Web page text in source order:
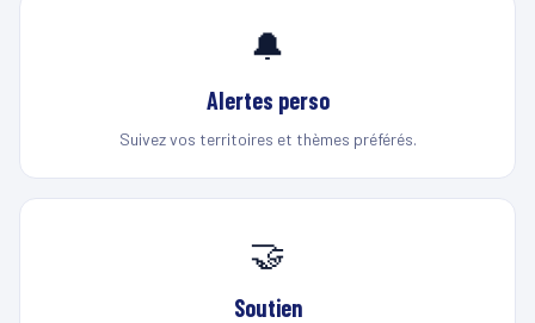
🔔
Alertes perso
Suivez vos territoires et thèmes préférés.
🤝
Soutien